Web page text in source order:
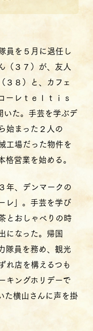
員を５月に退任し
（３７）が、友人
３８）と、カフェ
ーレｔｅｌｔｉｓ
た。手芸を学ぶデ
始まった２人の
工場だった物件を
営業を始める。
年、デンマークの
レ」。手芸を学び
とおしゃべりの時
になった。帰国
隊員を務め、観光
れ店を構えるつも
キングホリデーで
た横山さんに声を掛